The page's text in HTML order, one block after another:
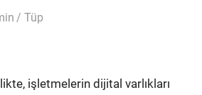
Tüp
işletmelerin dijital varlıkları